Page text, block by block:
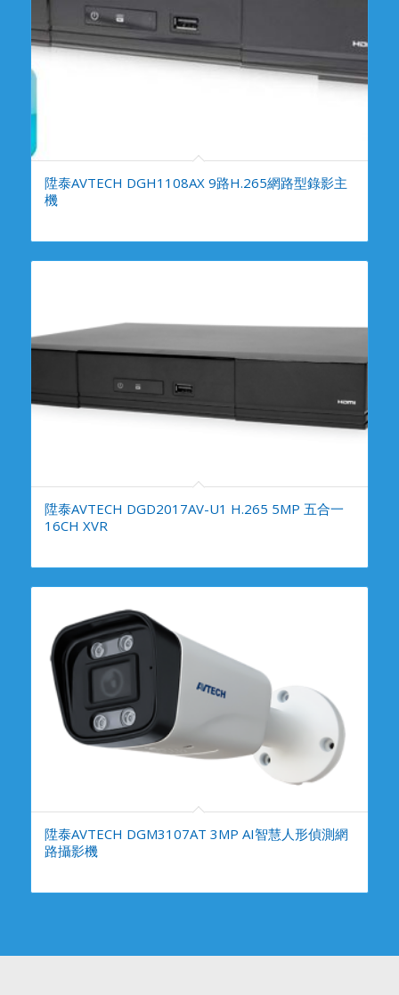
陞泰AVTECH DGH1108AX 9路H.265網路型錄影主
機
陞泰AVTECH DGD2017AV-U1 H.265 5MP 五合一
16CH XVR
陞泰AVTECH DGM3107AT 3MP AI智慧人形偵測網
路攝影機